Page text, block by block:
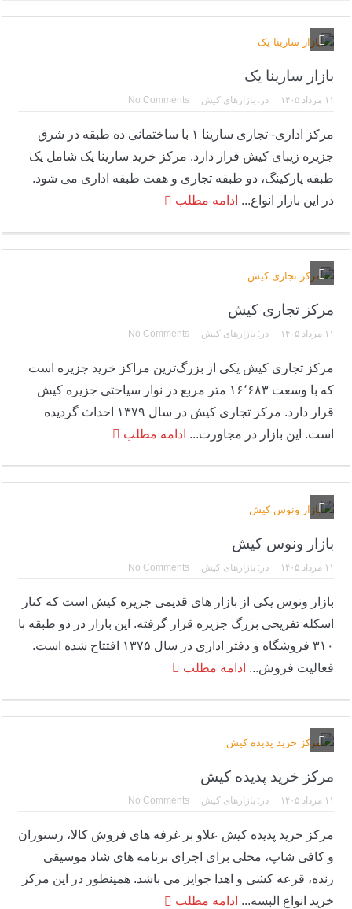
بازار سارینا یک
۱۱ مرداد ۱۴۰۵ در: بازارهای کیش No Comments
مرکز اداری- تجاری سارینا ۱ با ساختمانی ده طبقه در شرق
جزیره زیبای کیش قرار دارد. مرکز خرید سارینا یک شامل یک
طبقه پارکینگ، دو طبقه تجاری و هفت طبقه اداری می شود.
در این بازار انواع... ادامه مطلب
مرکز تجاری کیش
۱۱ مرداد ۱۴۰۵ در: بازارهای کیش No Comments
مرکز تجاری کیش یکی از بزرگ‌ترین مراکز خرید جزیره است
که با وسعت ۱۶٬۶۸۳ متر مربع در نوار سیاحتی جزیره کیش
قرار دارد. مرکز تجاری کیش در سال ۱۳۷۹ احداث گردیده
است. این بازار در مجاورت... ادامه مطلب
بازار ونوس کیش
۱۱ مرداد ۱۴۰۵ در: بازارهای کیش No Comments
بازار ونوس یکی از بازار های قدیمی جزیره کیش است که کنار
اسکله تفریحی بزرگ جزیره قرار گرفته. این بازار در دو طبقه با
۳۱۰ فروشگاه و دفتر اداری در سال ۱۳۷۵ افتتاح شده است.
فعالیت فروش... ادامه مطلب
مرکز خرید پدیده کیش
۱۱ مرداد ۱۴۰۵ در: بازارهای کیش No Comments
مرکز خرید پدیده کیش علاو بر غرفه های فروش کالا، رستوران
و کافی شاپ، محلی برای اجرای برنامه های شاد موسیقی
زنده، قرعه کشی و اهدا جوایز می باشد. همینطور در این مرکز
خرید انواع البسه... ادامه مطلب